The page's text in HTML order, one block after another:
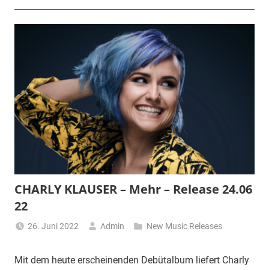
CHARLY KLAUSER – Mehr – Release 24.06
22
26. Juni 2022 Admin New Music Releases
Mit dem heute erscheinenden Debütalbum liefert Charly